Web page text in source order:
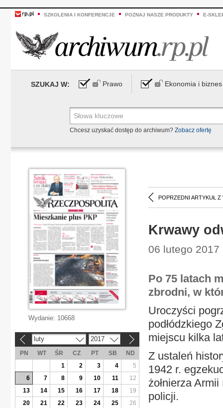
SZKOLENIA I KONFERENCJE POZNAJ NASZE PRODUKTY E-
SZUKAJ W: Prawo Ekonomia i biznes
Chcesz uzyskać dostęp do archiwum? Zobacz ofertę
POPRZEDNI ARTYKUŁ Z
Krwawy
06 lutego
Po 75 latach
zbrodni, w
Uroczyści
podłódzkiego
miejscu kilka
Z ustaleń
1942 r.
żołnierza
policji.
Wydanie: 10668
luty 2017
PN WT ŚR CZ PT SB
ND
1
2 3 4
5
6
7 8 9 10 11
12
13
14 15 16 17 18
19
20
21 22 23 24 25
26